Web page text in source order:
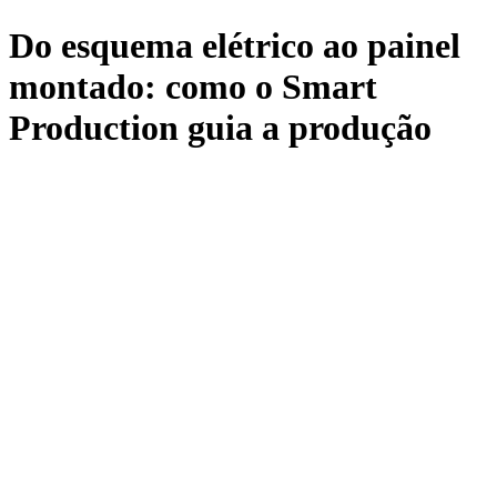
Do esquema elétrico ao painel
montado: como o Smart
Production guia a produção